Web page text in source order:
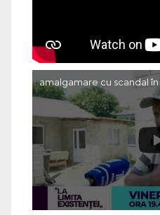
amalgamare cu scandal în